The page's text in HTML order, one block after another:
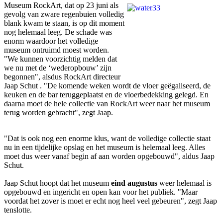
Museum RockArt, dat op 23 juni als
gevolg van zware regenbuien volledig
blank kwam te staan, is op dit moment
nog helemaal leeg. De schade was
enorm waardoor het volledige
museum ontruimd moest worden.
"We kunnen voorzichtig melden dat
we nu met de ‘wederopbouw’ zijn
begonnen", alsdus RockArt directeur
Jaap Schut . "De komende weken wordt de vloer geëgaliseerd, de
keuken en de bar teruggeplaatst en de vloerbedekking gelegd. En
daarna moet de hele collectie van RockArt weer naar het museum
terug worden gebracht", zegt Jaap.
"Dat is ook nog een enorme klus, want de volledige collectie staat
nu in een tijdelijke opslag en het museum is helemaal leeg. Alles
moet dus weer vanaf begin af aan worden opgebouwd", aldus Jaap
Schut.
Jaap Schut hoopt dat het museum eind augustus weer helemaal is
opgebouwd en ingericht en open kan voor het publiek. "Maar
voordat het zover is moet er echt nog heel veel gebeuren", zegt Jaap
tenslotte.